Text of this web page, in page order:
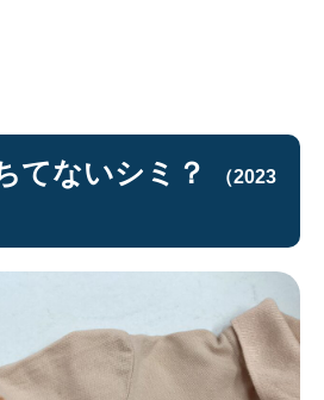
てないシミ？ （2023